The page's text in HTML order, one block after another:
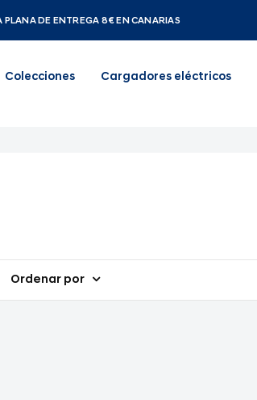
PLANA DE ENTREGA 8€ EN CANARIAS
Colecciones Cargadores eléctricos
Ordenar por